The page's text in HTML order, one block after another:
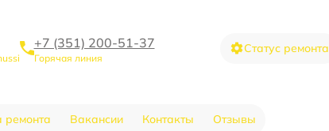
+7 (351) 200-51-37
Горячая линия
Статус ремонта
ремонта Вакансии Контакты Отзывы